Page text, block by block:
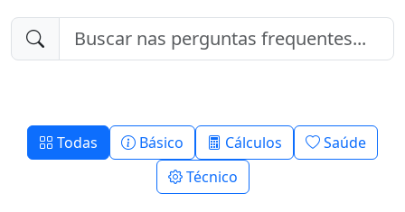
Todas Básico Cálculos
Saúde
Técnico